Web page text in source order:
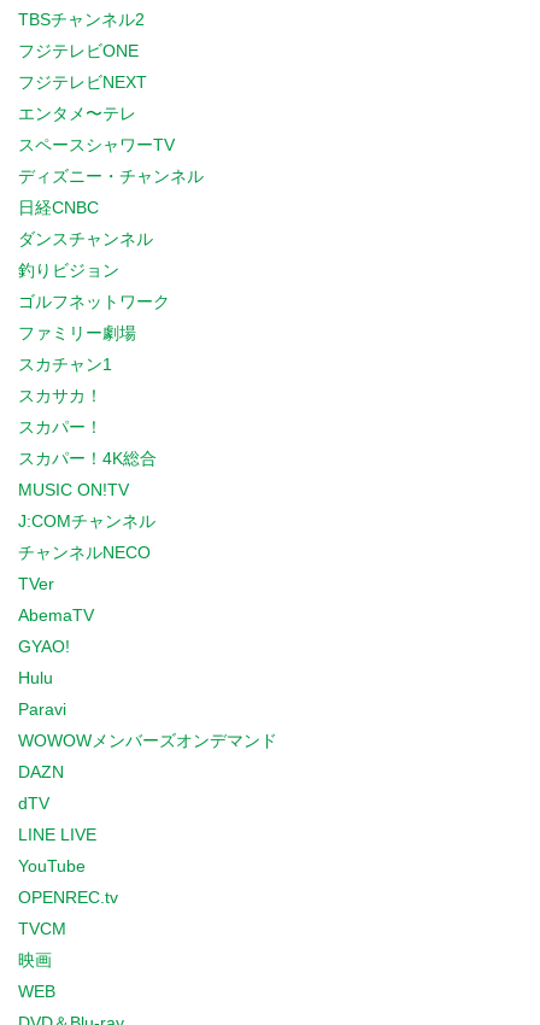
TBSチャンネル2
フジテレビONE
フジテレビNEXT
エンタメ〜テレ
スペースシャワーTV
ディズニー・チャンネル
日経CNBC
ダンスチャンネル
釣りビジョン
ゴルフネットワーク
ファミリー劇場
スカチャン1
スカサカ！
スカパー！
スカパー！4K総合
MUSIC ON!TV
J:COMチャンネル
チャンネルNECO
TVer
AbemaTV
GYAO!
Hulu
Paravi
WOWOWメンバーズオンデマンド
DAZN
dTV
LINE LIVE
YouTube
OPENREC.tv
TVCM
映画
WEB